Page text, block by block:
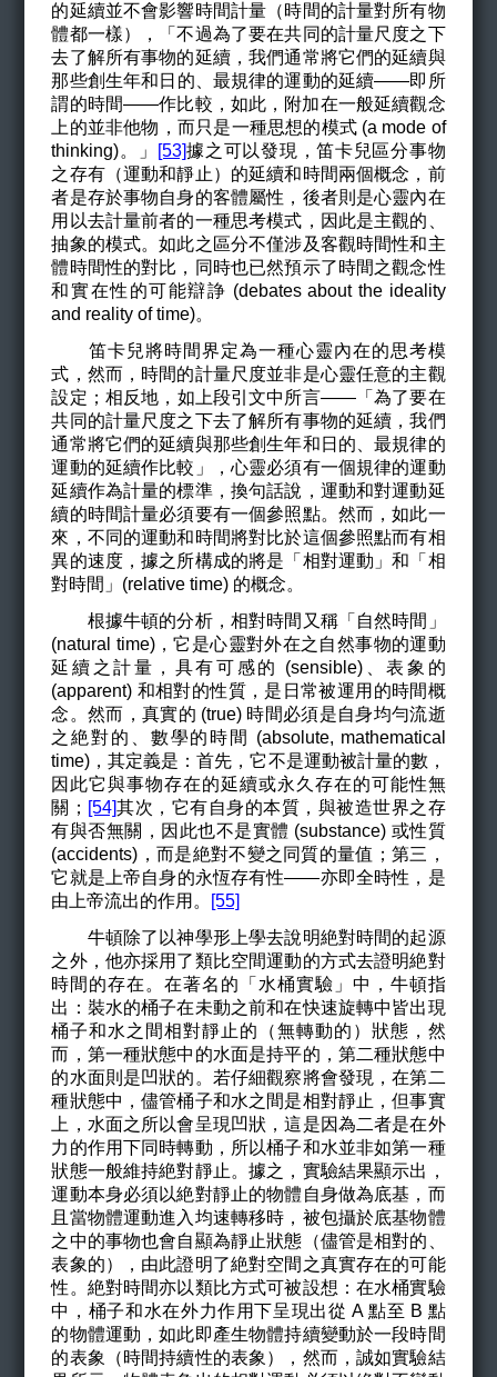
的延續並不會影響時間計量（時間的計量對所有物
體都一樣），「不過為了要在共同的計量尺度之下
去了解所有事物的延續，我們通常將它們的延續與
那些創生年和日的、最規律的運動的延續——即所
謂的時間——作比較，如此，附加在一般延續觀念
上的並非他物，而只是一種思想的模式 (a mode of
thinking)。」
[53]據之可以發現，笛卡兒區分事物
之存有（運動和靜止）的延續和時間兩個概念，前
者是存於事物自身的客體屬性，後者則是心靈內在
用以去計量前者的一種思考模式，因此是主觀的、
抽象的模式。如此之區分不僅涉及客觀時間性和主
體時間性的對比，同時也已然預示了時間之觀念性
和實在性的可能辯諍 (debates about the ideality
and reality of time)。
笛卡兒將時間界定為一種心靈內在的思考模
式，然而，時間的計量尺度並非是心靈任意的主觀
設定；相反地，如上段引文中所言——「為了要在
共同的計量尺度之下去了解所有事物的延續，我們
通常將它們的延續與那些創生年和日的、最規律的
運動的延續作比較」，心靈必須有一個規律的運動
延續作為計量的標準，換句話說，運動和對運動延
續的時間計量必須要有一個參照點。然而，如此一
來，不同的運動和時間將對比於這個參照點而有相
異的速度，據之所構成的將是「相對運動」和「相
對時間」(relative time) 的概念。
根據牛頓的分析，相對時間又稱「自然時間」
(natural time)，它是心靈對外在之自然事物的運動
延續之計量，具有可感的 (sensible)、表象的
(apparent) 和相對的性質，是日常被運用的時間概
念。然而，真實的 (true) 時間必須是自身均勻流逝
之絶對的、數學的時間 (absolute, mathematical
time)，其定義是：首先，它不是運動被計量的數，
因此它與事物存在的延續或永久存在的可能性無
關； [54]其次，它有自身的本質，與被造世界之存
有與否無關，因此也不是實體 (substance) 或性質
(accidents)，而是絶對不變之同質的量值；第三，
它就是上帝自身的永恆存有性——亦即全時性，是
由上帝流出的作用。 [55]
牛頓除了以神學形上學去說明絶對時間的起源
之外，他亦採用了類比空間運動的方式去證明絶對
時間的存在。在著名的「水桶實驗」中，牛頓指
出：裝水的桶子在未動之前和在快速旋轉中皆出現
桶子和水之間相對靜止的（無轉動的）狀態，然
而，第一種狀態中的水面是持平的，第二種狀態中
的水面則是凹狀的。若仔細觀察將會發現，在第二
種狀態中，儘管桶子和水之間是相對靜止，但事實
上，水面之所以會呈現凹狀，這是因為二者是在外
力的作用下同時轉動，所以桶子和水並非如第一種
狀態一般維持絶對靜止。據之，實驗結果顯示出，
運動本身必須以絶對靜止的物體自身做為底基，而
且當物體運動進入均速轉移時，被包攝於底基物體
之中的事物也會自顯為靜止狀態（儘管是相對的、
表象的），由此證明了絶對空間之真實存在的可能
性。絶對時間亦以類比方式可被設想：在水桶實驗
中，桶子和水在外力作用下呈現出從 A 點至 B 點
的物體運動，如此即產生物體持續變動於一段時間
的表象（時間持續性的表象），然而，誠如實驗結